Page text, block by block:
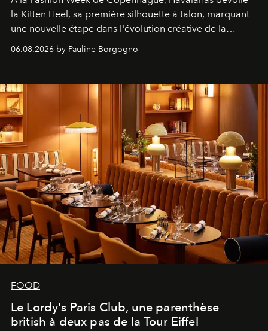
la Kitten Heel, sa première silhouette à talon, marquant
une nouvelle étape dans l'évolution créative de la
06.08.2026 by Pauline Borgogno
FOOD
Le Lordy's Paris Club, une parenthèse
british à deux pas de la Tour Eiffel